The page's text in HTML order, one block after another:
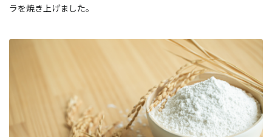
ラを焼き上げました。